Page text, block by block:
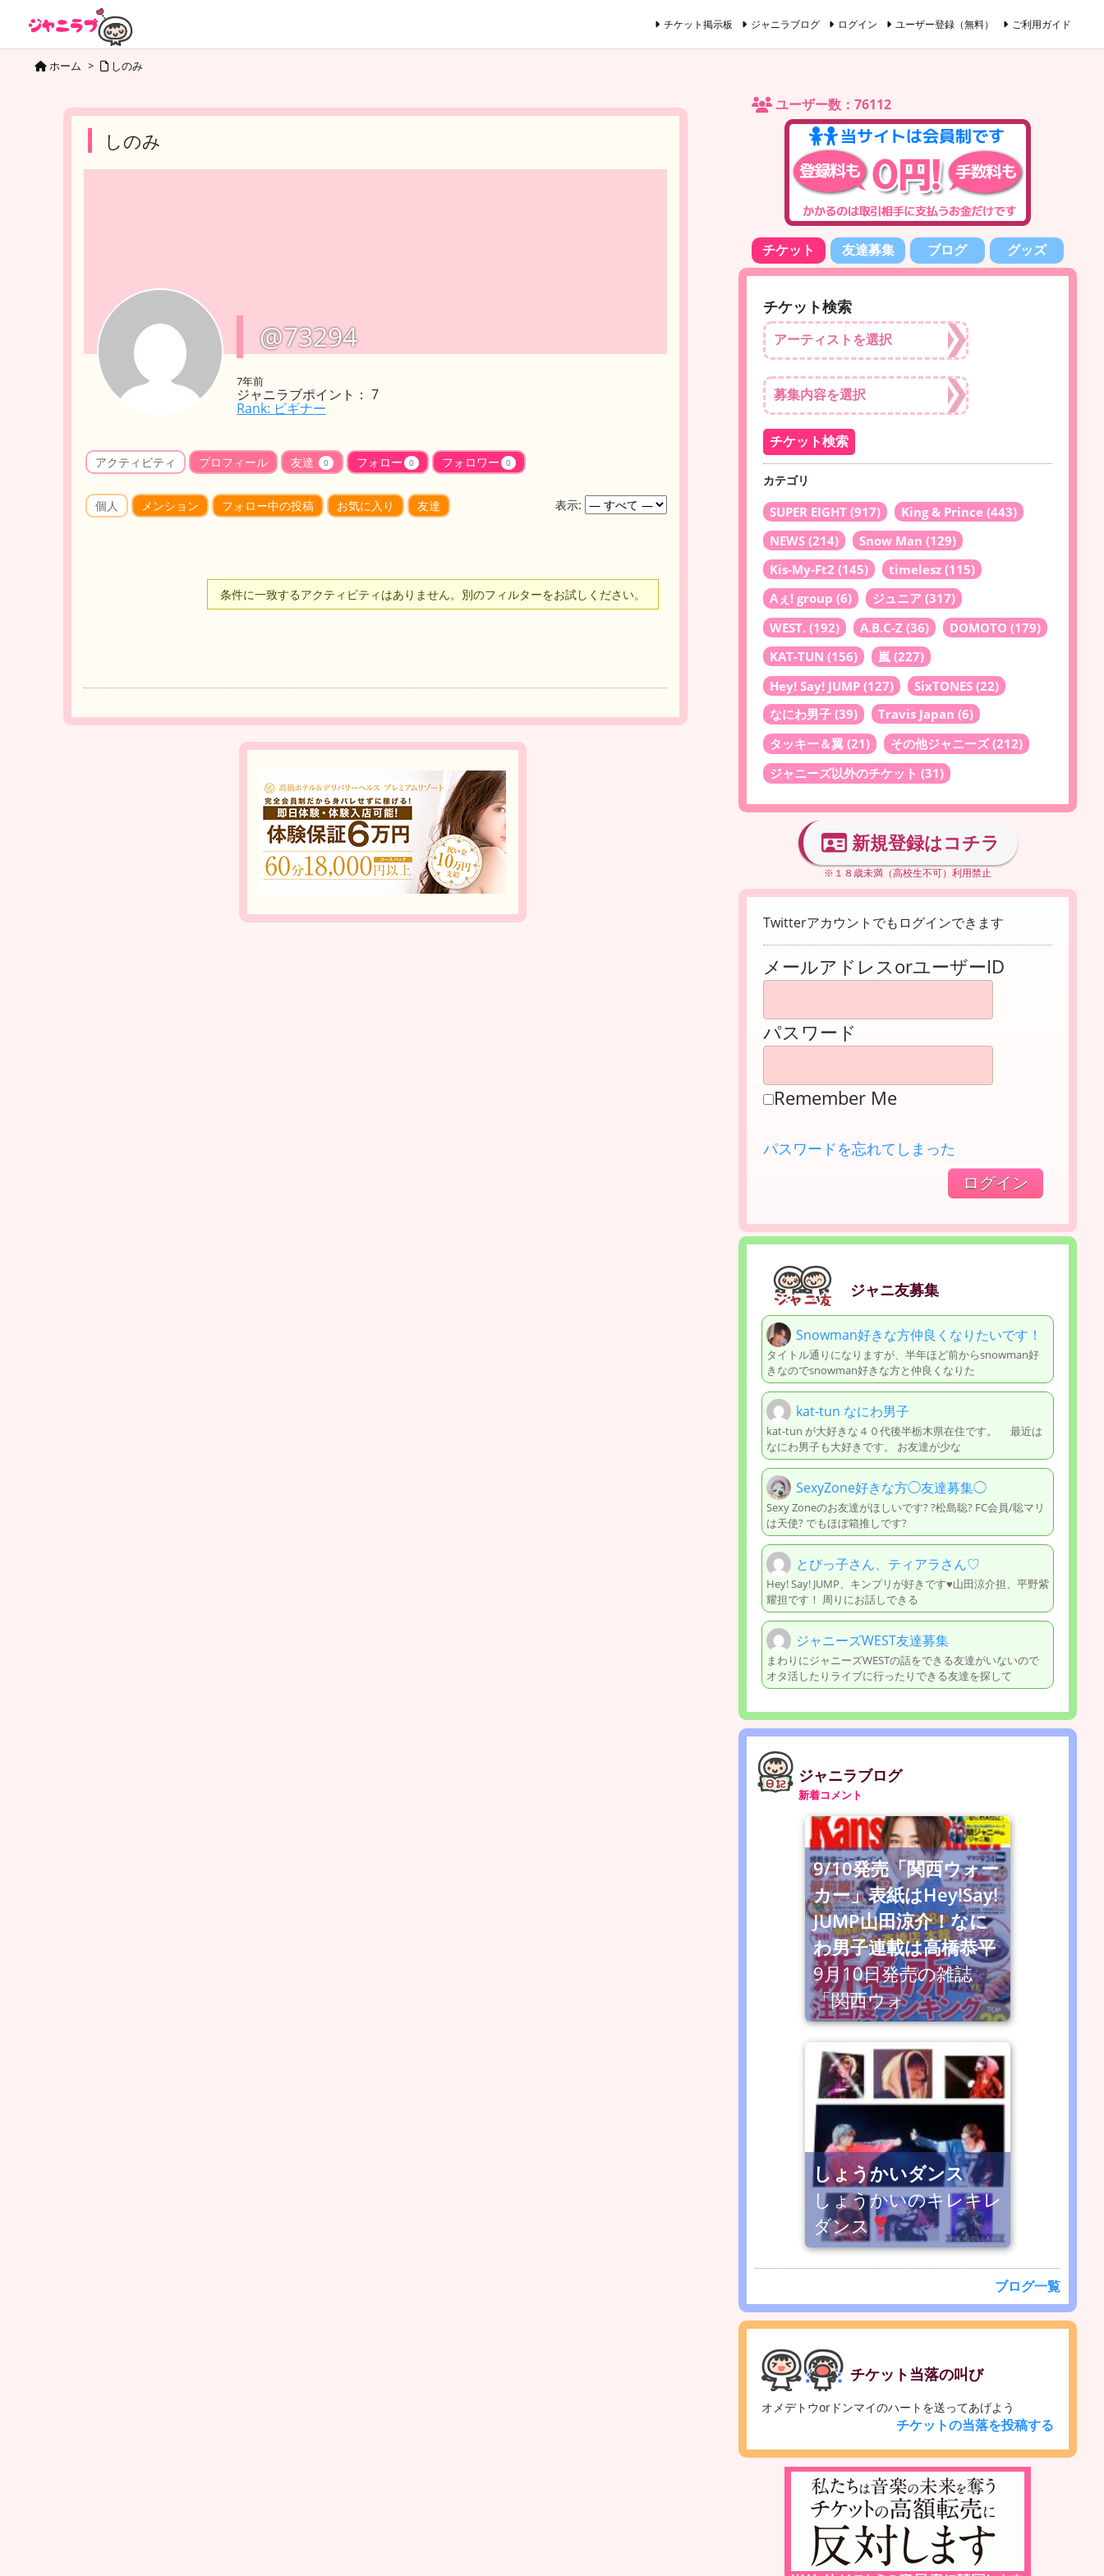
チケット掲示板 ジャニラブログ ログイン ユーザー登録（無料） ご利用ガイド
ホーム > しのみ
しのみ
@73294
7年前
ジャニラブポイント： 7
Rank: ビギナー
アクティビティ プロフィール 友達 0 フォロー 0 フォロワー 0
個人 メンション フォロー中の投稿 お気に入り 友達 表示:
条件に一致するアクティビティはありません。別のフィルターをお試しください。
ユーザー数：76112
チケット 友達募集 ブログ グッズ
チケット検索
カテゴリ
SUPER EIGHT (917) King & Prince (443)
NEWS (214) Snow Man (129)
Kis-My-Ft2 (145) timelesz (115)
Aぇ! group (6) ジュニア (317)
WEST. (192) A.B.C-Z (36) DOMOTO (179)
KAT-TUN (156) 嵐 (227)
Hey! Say! JUMP (127) SixTONES (22)
なにわ男子 (39) Travis Japan (6)
タッキー＆翼 (21) その他ジャニーズ(212)
ジャニーズ以外のチケット (31)
新規登録はコチラ
※１８歳未満（高校生不可）利用禁止
Twitterアカウントでもログインできます
メールアドレスorユーザーID
パスワード
Remember Me
パスワードを忘れてしまった
ジャニ友募集
Snowman好きな方仲良くなりたいです！
タイトル通りになりますが、半年ほど前からsnowman好
きなのでsnowman好きな方と仲良くなりた
kat-tun なにわ男子
kat-tun が大好きな４０代後半栃木県在住です。 最近は
なにわ男子も大好きです。 お友達が少な
SexyZone好きな方◯友達募集◯
Sexy Zoneのお友達がほしいです? ?松島聡? FC会員/聡マリ
は天使? でもほぼ箱推しです?
とびっ子さん、ティアラさん♡
Hey! Say! JUMP、キンプリが好きです♥️山田涼介担、平野紫
耀担です！ 周りにお話しできる
ジャニーズWEST友達募集
まわりにジャニーズWESTの話をできる友達がいないので
オタ活したりライブに行ったりできる友達を探して
ジャニラブログ
新着コメント
9/10発売「関西ウォー
カー」表紙はHey!Say!
JUMP山田涼介！なに
わ男子連載は高橋恭平
9月10日発売の雑誌
「関西ウォ
しょうかいダンス
しょうかいのキレキレ
ダンス
ブログ一覧
チケット当落の叫び
オメデトウorドンマイのハートを送ってあげよう
チケットの当落を投稿する